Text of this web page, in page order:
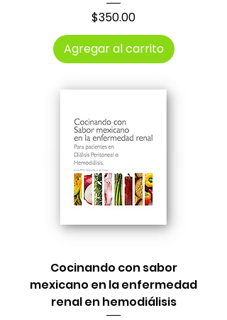
Precio
$350.00
Agregar al carrito
Cocinando con sabor
mexicano en la enfermedad
renal en hemodiálisis